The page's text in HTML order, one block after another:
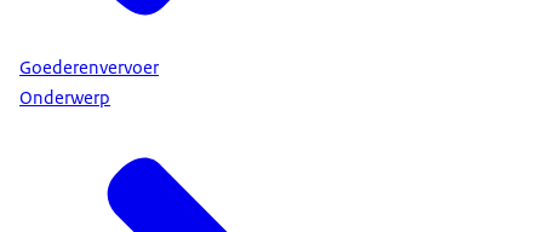
Goederenvervoer
Onderwerp